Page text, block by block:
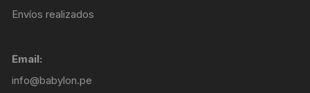
Envíos realizados
Email:
info@babylon.pe